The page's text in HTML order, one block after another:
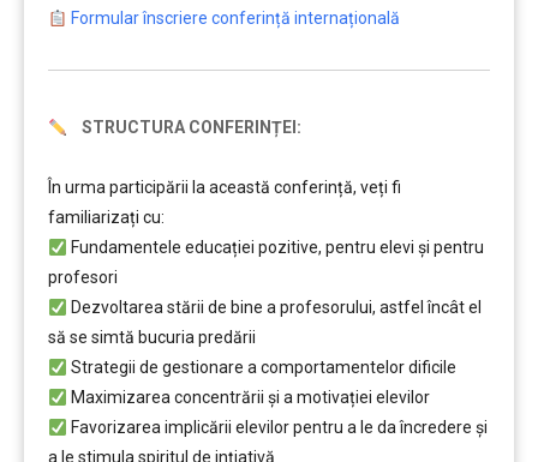
Formular înscriere conferință internațională
STRUCTURA CONFERINȚEI:
În urma participării la această conferință, veți fi
familiarizați cu:
Fundamentele educației pozitive, pentru elevi și pentru
profesori
Dezvoltarea stării de bine a profesorului, astfel încât el
să se simtă bucuria predării
Strategii de gestionare a comportamentelor dificile
Maximizarea concentrării și a motivației elevilor
Favorizarea implicării elevilor pentru a le da încredere și
a le stimula spiritul de ințiativă